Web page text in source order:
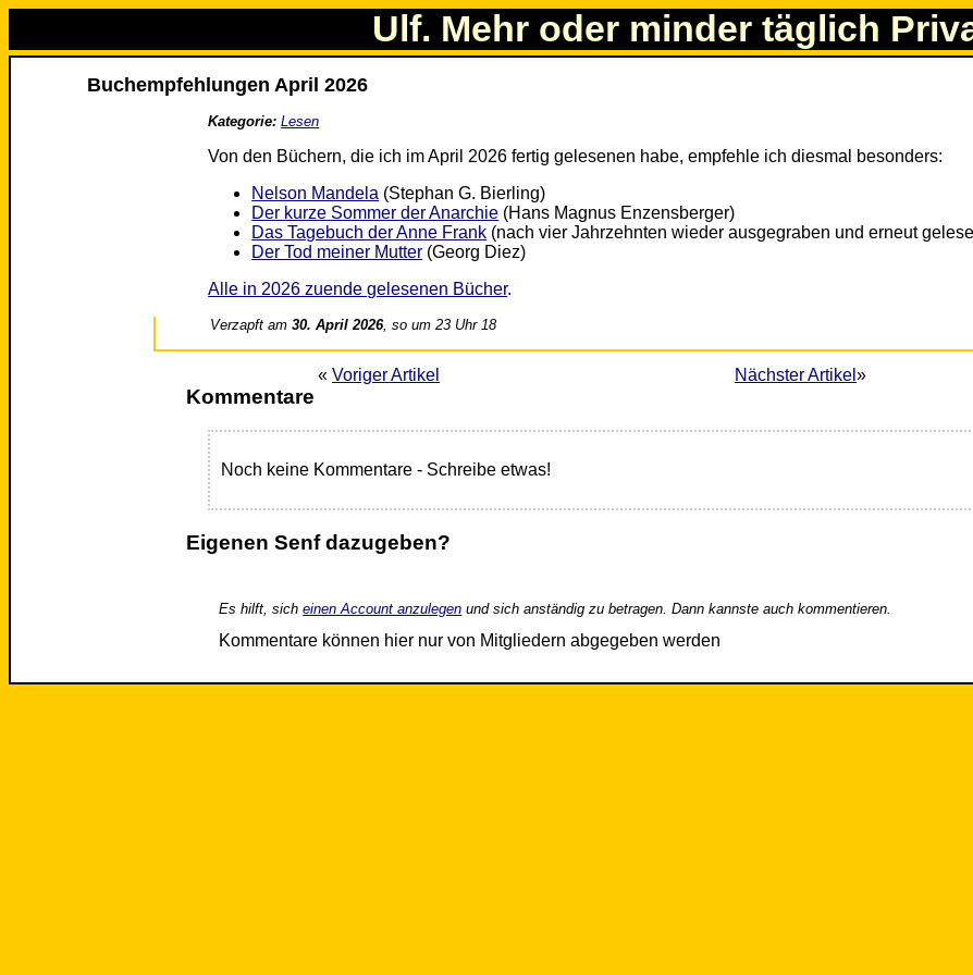
Ulf. Mehr oder minder täglich
Buchempfehlungen April 2026
Kategorie: Lesen
Von den Büchern, die ich im April 2026 fertig gelesenen habe, empfehle ich diesmal besonders:
Nelson Mandela (Stephan G. Bierling)
Der kurze Sommer der Anarchie (Hans Magnus Enzensberger)
Das Tagebuch der Anne Frank (nach vier Jahrzehnten wieder ausgegraben und erneut
Der Tod meiner Mutter (Georg Diez)
Alle in 2026 zuende gelesenen Bücher.
Verzapft am30. April 2026, so um 23 Uhr 18
« Voriger Artikel Nächster Artikel »
Kommentare
Noch keine Kommentare - Schreibe etwas!
Eigenen Senf dazugeben?
Es hilft, sicheinen Account anzulegen und sich anständig zu betragen. Dann kannste auch kommentieren.
Kommentare können hier nur von Mitgliedern abgegeben werden